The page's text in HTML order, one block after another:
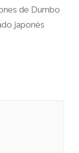
de Dumbo
japonés